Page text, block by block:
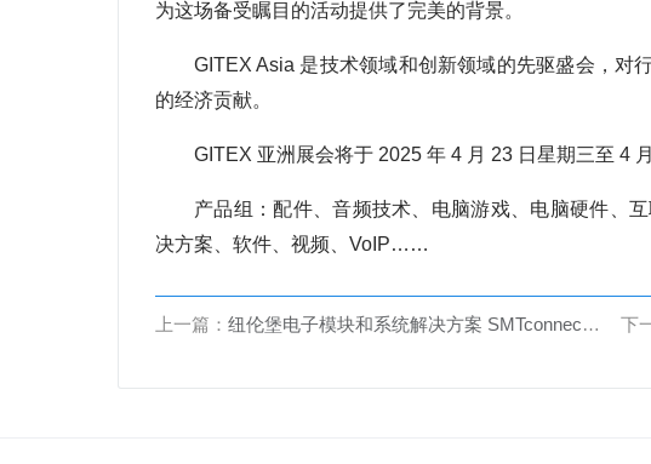
为这场备受瞩目的活动提供了完美的背景。
GITEX Asia 是技术领域和创新领域的先驱盛会，对
的经济贡献。
GITEX 亚洲展会将于 2025 年 4 月 23 日星期三至 4
产品组：配件、音频技术、电脑游戏、电脑硬件、
决方案、软件、视频、VoIP……
上一篇： 纽伦堡电子模块和系统解决方案 SMTconnect 2025 下